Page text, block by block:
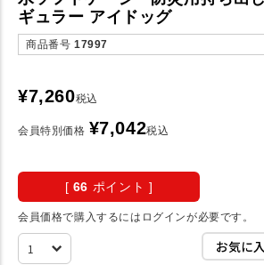
ギュラー アイドッグ
商品番号 17997
¥7,260税込
会員特別価格 ¥7,042税込
[ 66 ポイント ]
会員価格で購入するにはログインが必要です。
お気に